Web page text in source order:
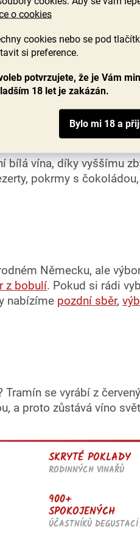
o cookies
cookies nebo se pod
si preference.
potvrzujete, že je Vám
18 let je zakázán.
p
k
ý
p
i
s
u
chuti a vůně, která se
exotického ovoce jako
Tramín sladší než jiné
bílá vína, díky vyššímu
pokrmy s
Německu, ale
z bobulí. Pokud si rádi
nabízíme pozdní sběr,
se vyrábí z
a proto zůstává víno
SKRYTÉ POKLADY
RODINNÝCH VINAŘŮ
900+
SPOKOJENÝCH
ÚČASTNÍKŮ DEGUSTACÍ